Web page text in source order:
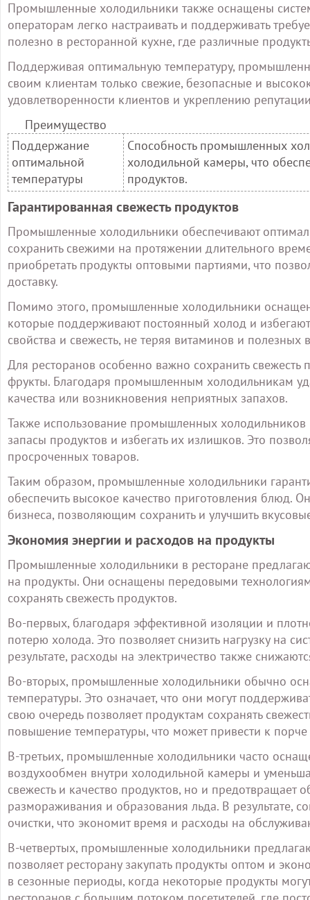
Промышленные холодильники также оснащены
операторам легко настраивать и поддерживать
полезно в ресторанной кухне, где различные
Поддерживая оптимальную температуру,
своим клиентам только свежие, безопасные и
удовлетворенности клиентов и укреплению
Преимущество
Поддержание
оптимальной
температуры
Способность промышленных
холодильной камеры, что
продуктов.
Гарантированная свежесть продуктов
Промышленные холодильники обеспечивают
сохранить свежими на протяжении длительного
приобретать продукты оптовыми партиями, что
доставку.
Помимо этого, промышленные холодильники
которые поддерживают постоянный холод и
свойства и свежесть, не теряя витаминов и полезных
Для ресторанов особенно важно сохранить
фрукты. Благодаря промышленным холодильникам
качества или возникновения неприятных запахов.
Также использование промышленных холодильников
запасы продуктов и избегать их излишков. Это
просроченных товаров.
Таким образом, промышленные холодильники
обеспечить высокое качество приготовления блюд.
бизнеса, позволяющим сохранить и улучшить
Экономия энергии и расходов на продукты
Промышленные холодильники в ресторане
на продукты. Они оснащены передовыми
сохранять свежесть продуктов.
Во-первых, благодаря эффективной изоляции и
потерю холода. Это позволяет снизить нагрузку на
результате, расходы на электричество также
Во-вторых, промышленные холодильники обычно
температуры. Это означает, что они могут
свою очередь позволяет продуктам сохранять
повышение температуры, что может привести к
В-третьих, промышленные холодильники часто
воздухообмен внутри холодильной камеры и
свежесть и качество продуктов, но и предотвращает
размораживания и образования льда. В результате,
очистки, что экономит время и расходы на
В-четвертых, промышленные холодильники
позволяет ресторану закупать продукты оптом и
в сезонные периоды, когда некоторые продукты